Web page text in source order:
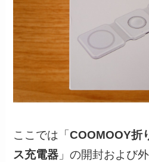
ここでは「COOMOOY折
ス充電器 」の開封および